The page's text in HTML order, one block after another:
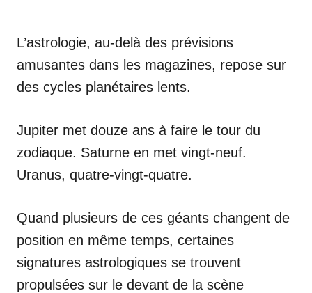
L’astrologie, au-delà des prévisions
amusantes dans les magazines, repose sur
des cycles planétaires lents.
Jupiter met douze ans à faire le tour du
zodiaque. Saturne en met vingt-neuf.
Uranus, quatre-vingt-quatre.
Quand plusieurs de ces géants changent de
position en même temps, certaines
signatures astrologiques se trouvent
propulsées sur le devant de la scène